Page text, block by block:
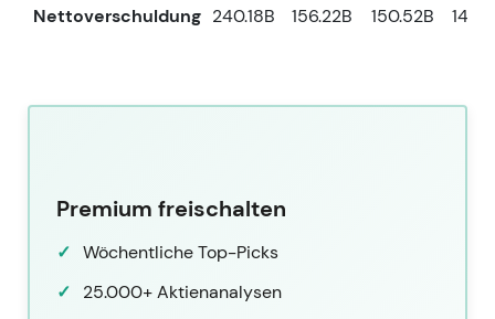
Nettoverschuldung 240.18B 156.22B 150.52B
Premium freischalten
Wöchentliche Top-Picks
25.000+ Aktienanalysen